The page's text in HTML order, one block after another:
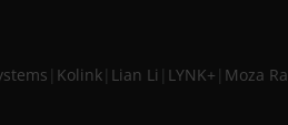
Kolink Lian Li LYNK+ Moza